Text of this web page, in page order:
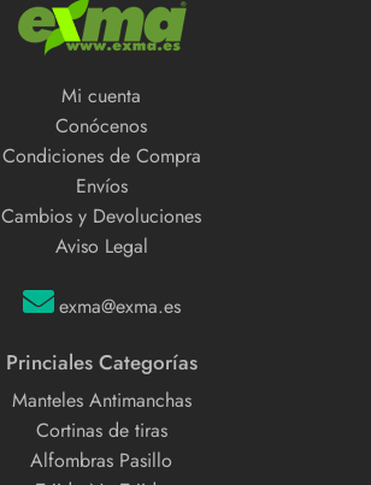
Mi cuenta
Conócenos
Condiciones de Compra
Envíos
Cambios y Devoluciones
Aviso Legal
exma@exma.es
Princiales Categorías
Manteles Antimanchas
Cortinas de tiras
Alfombras Pasillo